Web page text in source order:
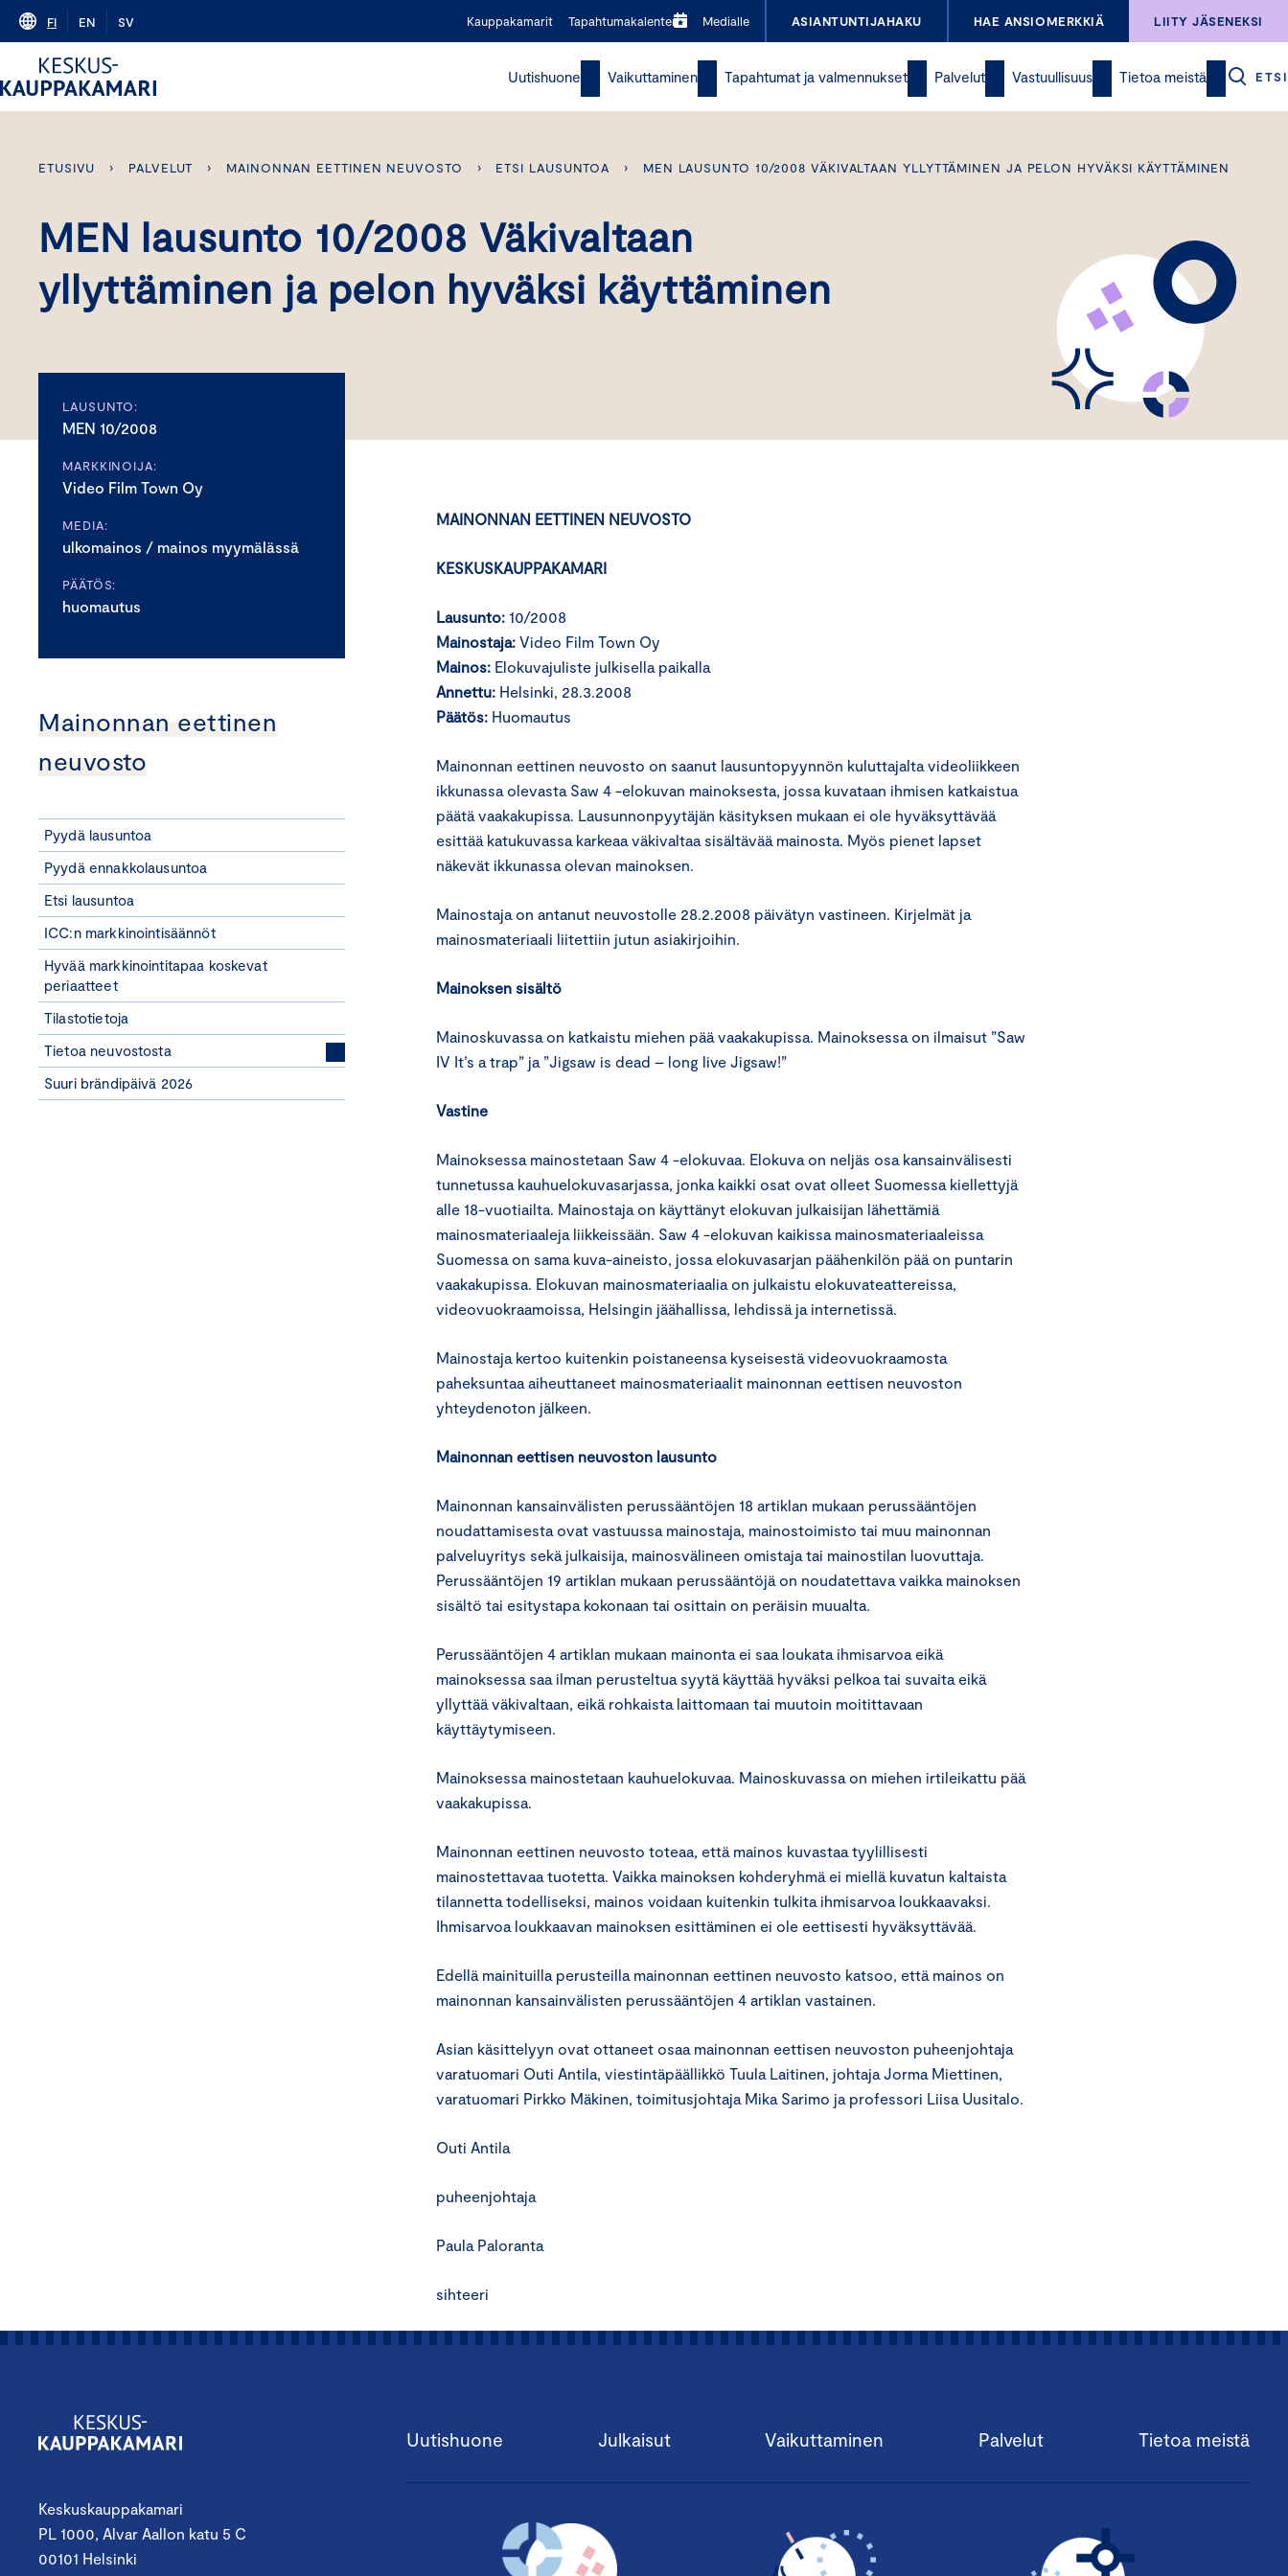
Skip
content
FI EN SV Kauppakamarit Tapahtumakalenteri Medialle ASIANTUNTIJAHAKU HAE ANSIOMERKKIÄ LIITY JÄSENEKSI
Uutishuone Vaikuttaminen Tapahtumat ja valmennukset Palvelut Vastuullisuus Tietoa meistä ETSI
ETUSIVU › PALVELUT › MAINONNAN EETTINEN NEUVOSTO › ETSI LAUSUNTOA › MEN LAUSUNTO 10/2008 VÄKIVALTAAN YLLYTTÄMINEN JA PELON HYVÄKSI KÄYTTÄMINEN
MEN lausunto 10/2008 Väkivaltaan
yllyttäminen ja pelon hyväksi käyttäminen
LAUSUNTO:
MEN 10/2008
MARKKINOIJA:
Video Film Town Oy
MEDIA:
ulkomainos / mainos myymälässä
PÄÄTÖS:
huomautus
Mainonnan eettinen
neuvosto
Pyydä lausuntoa
Pyydä ennakkolausuntoa
Etsi lausuntoa
ICC:n markkinointisäännöt
Hyvää markkinointitapaa koskevat
periaatteet
Tilastotietoja
Tietoa neuvostosta
Suuri brändipäivä 2026
MAINONNAN EETTINEN NEUVOSTO
KESKUSKAUPPAKAMARI
Lausunto: 10/2008
Mainostaja: Video Film Town Oy
Mainos: Elokuvajuliste julkisella paikalla
Annettu: Helsinki, 28.3.2008
Päätös: Huomautus
Mainonnan eettinen neuvosto on saanut lausuntopyynnön kuluttajalta videoliikkeen
ikkunassa olevasta Saw 4 -elokuvan mainoksesta, jossa kuvataan ihmisen katkaistua
päätä vaakakupissa. Lausunnonpyytäjän käsityksen mukaan ei ole hyväksyttävää
esittää katukuvassa karkeaa väkivaltaa sisältävää mainosta. Myös pienet lapset
näkevät ikkunassa olevan mainoksen.
Mainostaja on antanut neuvostolle 28.2.2008 päivätyn vastineen. Kirjelmät ja
mainosmateriaali liitettiin jutun asiakirjoihin.
Mainoksen sisältö
Mainoskuvassa on katkaistu miehen pää vaakakupissa. Mainoksessa on ilmaisut ”Saw
IV It’s a trap” ja ”Jigsaw is dead – long live Jigsaw!”
Vastine
Mainoksessa mainostetaan Saw 4 -elokuvaa. Elokuva on neljäs osa kansainvälisesti
tunnetussa kauhuelokuvasarjassa, jonka kaikki osat ovat olleet Suomessa kiellettyjä
alle 18-vuotiailta. Mainostaja on käyttänyt elokuvan julkaisijan lähettämiä
mainosmateriaaleja liikkeissään. Saw 4 -elokuvan kaikissa mainosmateriaaleissa
Suomessa on sama kuva-aineisto, jossa elokuvasarjan päähenkilön pää on puntarin
vaakakupissa. Elokuvan mainosmateriaalia on julkaistu elokuvateattereissa,
videovuokraamoissa, Helsingin jäähallissa, lehdissä ja internetissä.
Mainostaja kertoo kuitenkin poistaneensa kyseisestä videovuokraamosta
paheksuntaa aiheuttaneet mainosmateriaalit mainonnan eettisen neuvoston
yhteydenoton jälkeen.
Mainonnan eettisen neuvoston lausunto
Mainonnan kansainvälisten perussääntöjen 18 artiklan mukaan perussääntöjen
noudattamisesta ovat vastuussa mainostaja, mainostoimisto tai muu mainonnan
palveluyritys sekä julkaisija, mainosvälineen omistaja tai mainostilan luovuttaja.
Perussääntöjen 19 artiklan mukaan perussääntöjä on noudatettava vaikka mainoksen
sisältö tai esitystapa kokonaan tai osittain on peräisin muualta.
Perussääntöjen 4 artiklan mukaan mainonta ei saa loukata ihmisarvoa eikä
mainoksessa saa ilman perusteltua syytä käyttää hyväksi pelkoa tai suvaita eikä
yllyttää väkivaltaan, eikä rohkaista laittomaan tai muutoin moitittavaan
käyttäytymiseen.
Mainoksessa mainostetaan kauhuelokuvaa. Mainoskuvassa on miehen irtileikattu pää
vaakakupissa.
Mainonnan eettinen neuvosto toteaa, että mainos kuvastaa tyylillisesti
mainostettavaa tuotetta. Vaikka mainoksen kohderyhmä ei miellä kuvatun kaltaista
tilannetta todelliseksi, mainos voidaan kuitenkin tulkita ihmisarvoa loukkaavaksi.
Ihmisarvoa loukkaavan mainoksen esittäminen ei ole eettisesti hyväksyttävää.
Edellä mainituilla perusteilla mainonnan eettinen neuvosto katsoo, että mainos on
mainonnan kansainvälisten perussääntöjen 4 artiklan vastainen.
Asian käsittelyyn ovat ottaneet osaa mainonnan eettisen neuvoston puheenjohtaja
varatuomari Outi Antila, viestintäpäällikkö Tuula Laitinen, johtaja Jorma Miettinen,
varatuomari Pirkko Mäkinen, toimitusjohtaja Mika Sarimo ja professori Liisa Uusitalo.
Outi Antila
puheenjohtaja
Paula Paloranta
sihteeri
Keskuskauppakamari
PL 1000, Alvar Aallon katu 5 C
00101 Helsinki
Uutishuone Julkaisut Vaikuttaminen Palvelut Tietoa meistä